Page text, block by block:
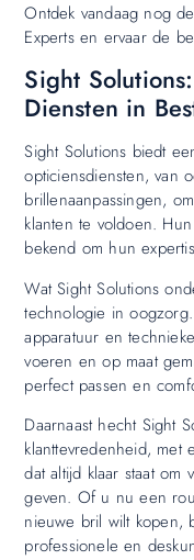
Ontdek vandaag nog
Experts en ervaar de
Sight
Diensten in
Sight Solutions biedt
opticiensdiensten, van
brillenaanpassingen,
klanten te voldoen.
bekend om hun
Wat Sight Solutions
technologie in
apparatuur en
voeren en op maat
perfect passen en
Daarnaast hecht Sight
klanttevredenheid, met
dat altijd klaar staat om
geven. Of u nu een
nieuwe bril wilt kopen,
professionele en